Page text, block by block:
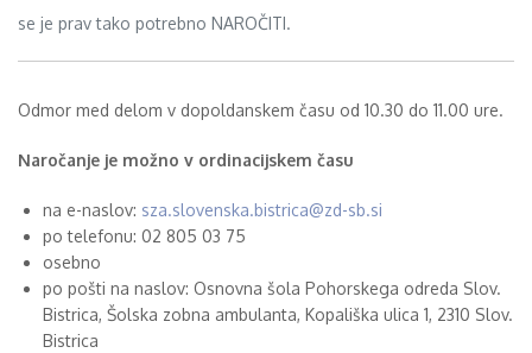
se je prav tako potrebno NAROČITI.
Odmor med delom v dopoldanskem času od 10.30 do 11.00 ure.
Naročanje je možno v ordinacijskem času
na e-naslov: sza.slovenska.bistrica@zd-sb.si
po telefonu: 02 805 03 75
osebno
po pošti na naslov: Osnovna šola Pohorskega odreda Slov.
Bistrica, Šolska zobna ambulanta, Kopališka ulica 1, 2310 Slov.
Bistrica